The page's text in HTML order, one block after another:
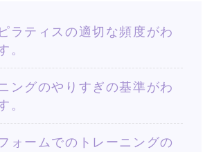
ラティスの適切な頻度がわ
。
ングのやりすぎの基準がわ
。
ォームでのトレーニングの